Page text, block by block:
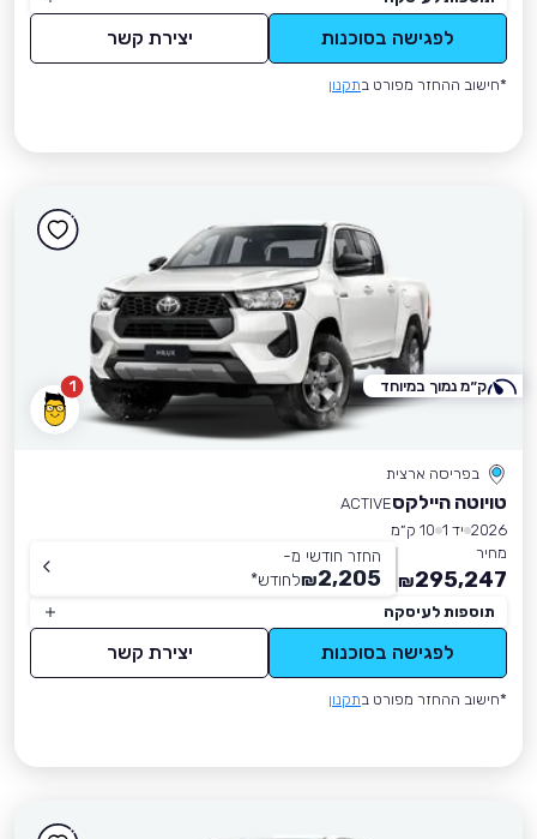
לפגישה בסוכנות יצירת קשר
*חישוב ההחזר מפורט בתקנון
1
בפריסה ארצית
טויוטה היילקסACTIVE
2026 יד 1
10 ק״מ
מחיר
295,247
₪
החזר חודשי מ-
2,205
₪לחודש*
תוספות לעיסקה
לפגישה בסוכנות יצירת קשר
*חישוב ההחזר מפורט בתקנון
ק״מ נמוך במיוחד